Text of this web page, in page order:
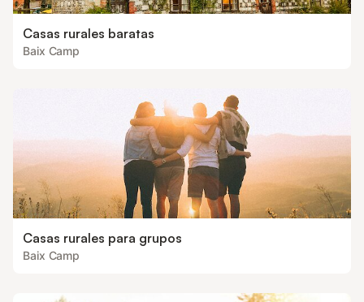
Casas rurales baratas
Baix Camp
Casas rurales para grupos
Baix Camp